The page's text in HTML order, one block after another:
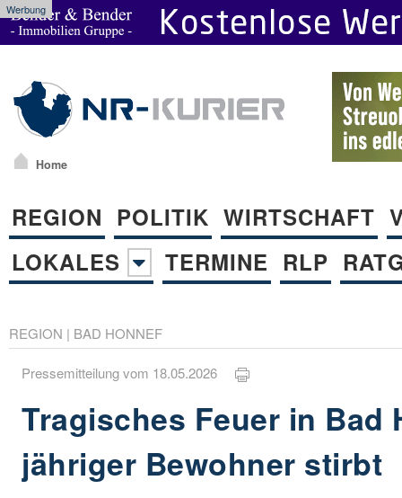
Werbung
Home
REGION POLITIK WIRTSCHAFT
LOKALES
TERMINE RLP
REGION | BAD HONNEF
Pressemitteilung vom 18.05.2026
Tragisches Feuer in Bad
jähriger Bewohner stirbt